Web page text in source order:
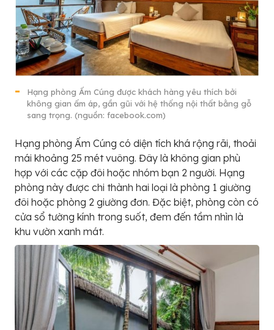
Hạng phòng Ấm Cúng được khách hàng yêu thích bởi
không gian ấm áp, gần gũi với hệ thống nội thất bằng gỗ
sang trọng. (nguồn: facebook.com)
Hạng phòng Ấm Cúng có diện tích khá rộng rãi, thoải
mái khoảng 25 mét vuông. Đây là không gian phù
hợp với các cặp đôi hoặc nhóm bạn 2 người. Hạng
phòng này được chi thành hai loại là phòng 1 giường
đôi hoặc phòng 2 giường đơn. Đặc biệt, phòng còn có
cửa sổ tường kính trong suốt, đem đến tầm nhìn là
khu vườn xanh mát.